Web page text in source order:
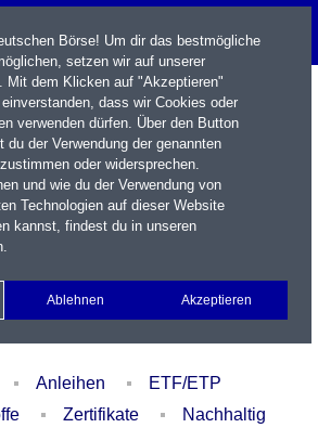
Watchlist Portfolio Login
Anleihen
ETF/ETP
Zertifikate
Nachhaltig
Börse! Um dir das bestmögliche
setzen wir auf unserer
Mit dem Klicken auf "Akzeptieren"
dass wir Cookies oder
verwenden dürfen. Über den Button
der Verwendung der genannten
oder widersprechen.
und wie du der Verwendung von
Technologien auf dieser Website
kannst, findest du in unseren
.
Ablehnen Akzeptieren